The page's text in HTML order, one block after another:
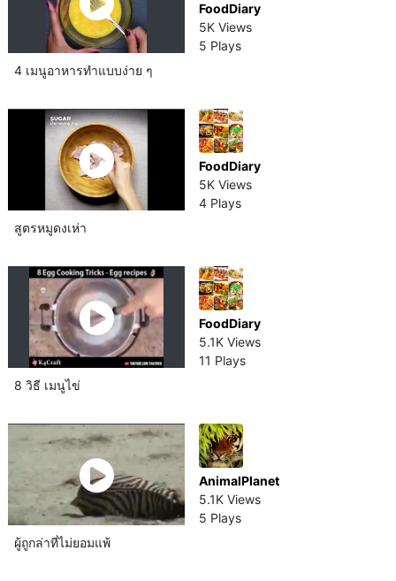
FoodDiary
5K Views
5 Plays
4 เมนูอาหารทำแบบง่าย ๆ
FoodDiary
5K Views
4 Plays
สูตรหมูดงเห่า
FoodDiary
5.1K Views
11 Plays
8 วิธี เมนูไข่
AnimalPlanet
5.1K Views
5 Plays
ผู้ถูกล่าที่ไม่ยอมแพ้